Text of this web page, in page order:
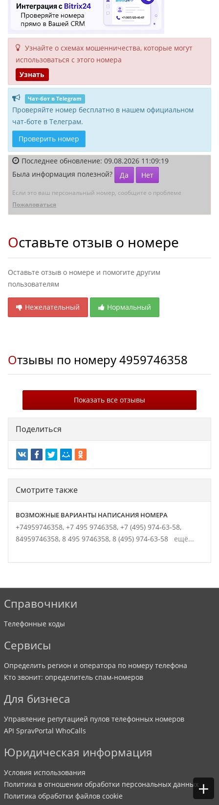
Узнайте о схемах мошенни­чества, кото­рые могут
исполь­зоваться с этого номера
Узнать
Чат-бот в Telegram
Проверяйте номер бесплатно в нашем официальном
чат-боте в Телеграм.
Проверить номер
Последнее обновление: 09.08.2026 11:09:19
Была информация полезной?
Да Нет
Если это ваш персональный номер, сообщите о проблеме
Пожаловаться
Оставьте отзыв о номере
Оставьте отзыв о номере и помогите другим
пользователям
Нежелательный Нормальный
Отзывы по номеру4959746358
Показать все отзывы
+
Поделиться
Смотрите также
ВОЗМОЖНЫЕ ВАРИАНТЫ НАПИСАНИЯ НОМЕРА
+74959746358, +7 495 9746358, +7 (495) 974-63-58,
84959746358, 8 495 9746358, 8 (495) 974-63-58 ещё...
Справочники
Телефонные коды
Сервисы
Определить регион и оператора по номеру телефона
Кто звонит: определитель спам-номеров
Для бизнеса
Управление репутацией пулов телефонных номеров
API SpravPortal WhoCalls
Юридическая информация
Условия использования
Политика в отношении обработки персональных данных
Политика обработки файлов cookie